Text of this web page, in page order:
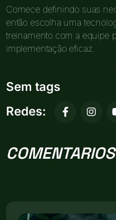
Comece definindo suas
então escolha uma
treinamento com a equipe
implementação eficaz.
Sem tags
Redes: